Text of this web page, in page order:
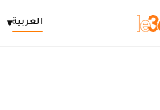
العربية▾